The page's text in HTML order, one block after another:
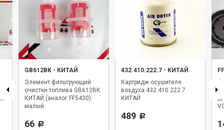
GB612BK - КИТАЙ
Элемент фильтрующий
очистки топлива GB612BK
КИТАЙ (аналог FF5430)
малый
66 Р
432.410.222.7 - КИТАЙ
Картридж осушителя
воздуха 432.410.222.7
КИТАЙ
489 Р